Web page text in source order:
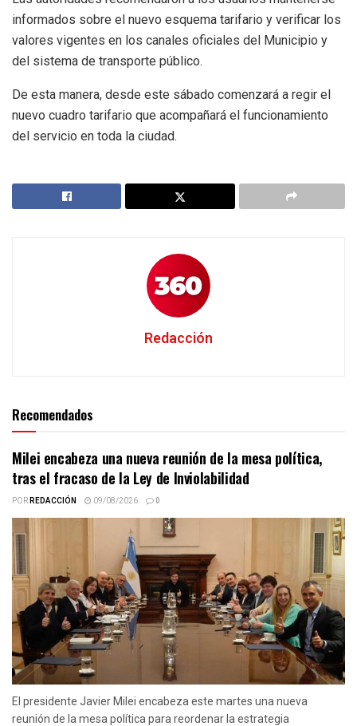
informados sobre el nuevo esquema tarifario y verificar los
valores vigentes en los canales oficiales del Municipio y
del sistema de transporte público.
De esta manera, desde este sábado comenzará a regir el
nuevo cuadro tarifario que acompañará el funcionamiento
del servicio en toda la ciudad.
Redacción
Recomendados
Milei encabeza una nueva reunión de la mesa política,
tras el fracaso de la Ley de Inviolabilidad
PORREDACCIÓN 09/08/2026 0
El presidente Javier Milei encabeza este martes una nueva
reunión de la mesa política para reordenar la estrategia